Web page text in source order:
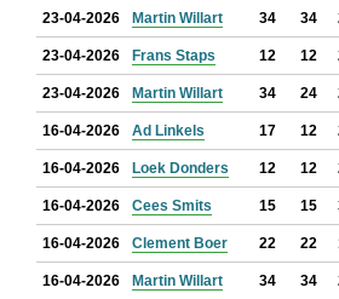
23-04-2026 Martin Willart 34 34
23-04-2026 Frans Staps 12 12
23-04-2026 Martin Willart 34 24
16-04-2026 Ad Linkels 17 12
16-04-2026 Loek Donders 12 12
16-04-2026 Cees Smits 15 15
16-04-2026 Clement Boer 22 22
16-04-2026 Martin Willart 34 34